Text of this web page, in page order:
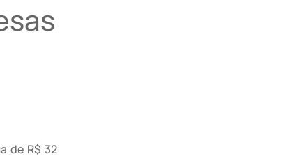
de R$ 32